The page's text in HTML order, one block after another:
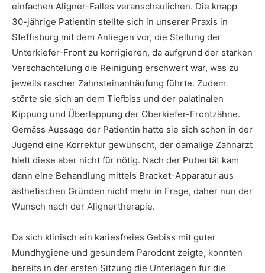
einfachen Aligner-Falles veranschaulichen. Die knapp
30-jährige Patientin stellte sich in unserer Praxis in
Steffisburg mit dem Anliegen vor, die Stellung der
Unterkiefer-Front zu korrigieren, da aufgrund der starken
Verschachtelung die Reinigung erschwert war, was zu
jeweils rascher Zahnsteinanhäufung führte. Zudem
störte sie sich an dem Tiefbiss und der palatinalen
Kippung und Überlappung der Oberkiefer-Frontzähne.
Gemäss Aussage der Patientin hatte sie sich schon in der
Jugend eine Korrektur gewünscht, der damalige Zahnarzt
hielt diese aber nicht für nötig. Nach der Pubertät kam
dann eine Behandlung mittels Bracket-Apparatur aus
ästhetischen Gründen nicht mehr in Frage, daher nun der
Wunsch nach der Alignertherapie.
Da sich klinisch ein kariesfreies Gebiss mit guter
Mundhygiene und gesundem Parodont zeigte, konnten
bereits in der ersten Sitzung die Unterlagen für die